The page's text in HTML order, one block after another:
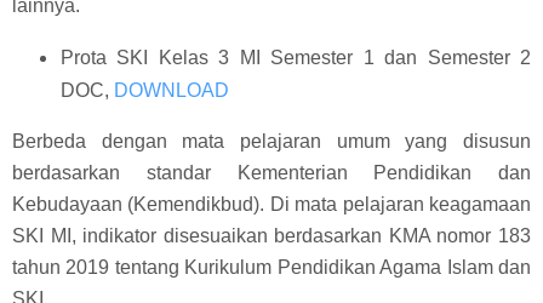
lainnya.
Prota SKI Kelas 3 MI Semester 1 dan Semester 2
DOC, DOWNLOAD
Berbeda dengan mata pelajaran umum yang disusun
berdasarkan standar Kementerian Pendidikan dan
Kebudayaan (Kemendikbud). Di mata pelajaran keagamaan
SKI MI, indikator disesuaikan berdasarkan KMA nomor 183
tahun 2019 tentang Kurikulum Pendidikan Agama Islam dan
SKI.